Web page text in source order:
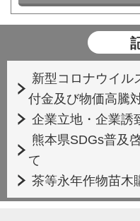
新型コロナウイル
付金及び物価高騰
企業立地・企業誘
熊本県SDGs普及
て
茶等永年作物苗木